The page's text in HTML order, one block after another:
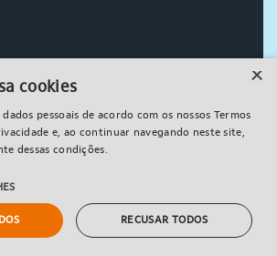
bem é
com
×
cookies
pessoais de acordo com os nossos Termos
e, ao continuar navegando neste site,
dessas condições.
RECUSAR TODOS